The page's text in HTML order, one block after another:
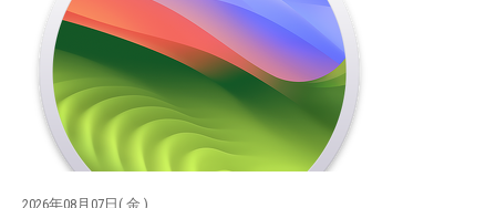
2026年08月07日( 金 )